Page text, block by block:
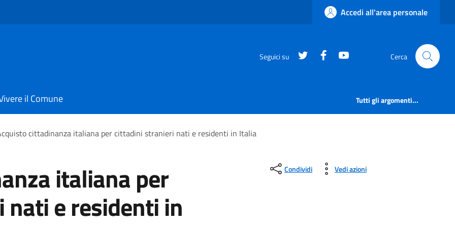
Accedi all'area personale
Seguici su https://twitter.com/comunementana
https://www.facebook.com/
http://www.youtube.com/
Cerca
il Comune Tutti gli argomenti...
cittadinanza italiana per cittadini stranieri nati e residenti in Italia
italiana per
e residenti in
Condividi Vedi azioni